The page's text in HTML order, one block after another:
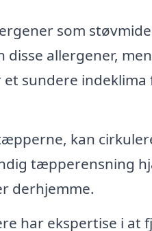
som
allergener, men
sundere indeklima
kan
tæpperensning
derhjemme.
har ekspertise i at